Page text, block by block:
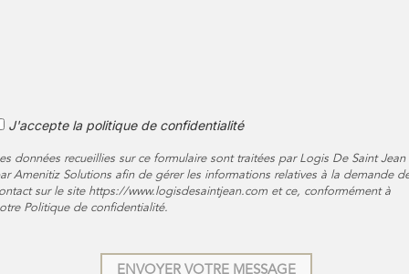
J'accepte la politique de confidentialité
données recueillies sur ce formulaire sont traitées par Logis De Saint Jean
Amenitiz Solutions afin de gérer les informations relatives à la demande
sur le site https://www.logisdesaintjean.com et ce, conformément à
Politique de confidentialité.